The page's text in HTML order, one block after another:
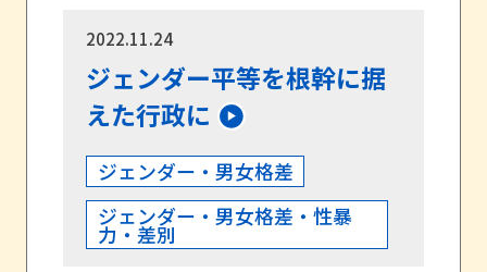
2022.11.24
ジェンダー平等を根幹に据
えた行政に
ジェンダー・男女格差
ジェンダー・男女格差・性暴
力・差別